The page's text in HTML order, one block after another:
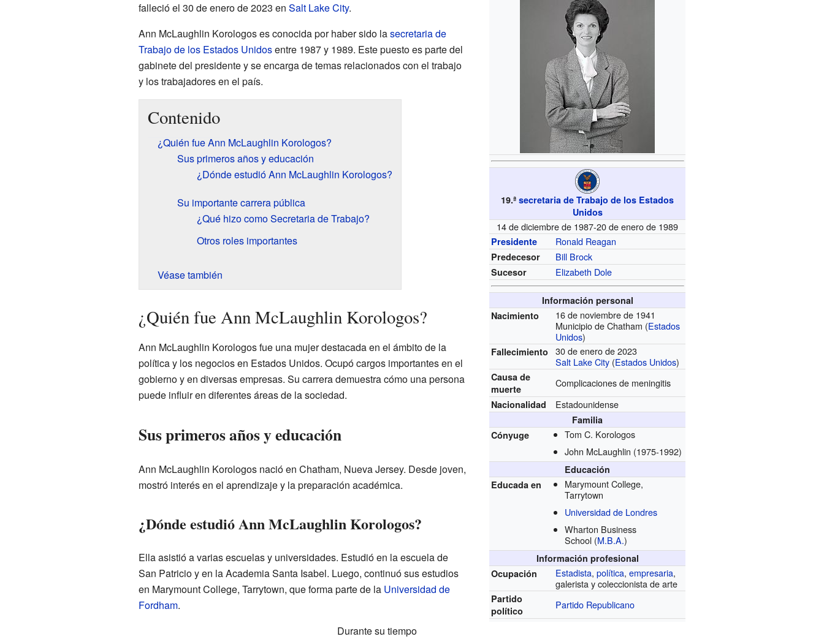
19.ªsecretaria de Trabajo de los Estados
Unidos
14 de diciembre de 1987-20 de enero de 1989
Presidente Ronald Reagan
Predecesor Bill Brock
Sucesor Elizabeth Dole
Información personal
Nacimiento
16 de noviembre de 1941
Municipio de Chatham (Estados
Unidos)
Fallecimiento
30 de enero de 2023
Salt Lake City (Estados Unidos)
Causa de
muerte
Complicaciones de meningitis
Nacionalidad Estadounidense
Familia
Cónyuge
Tom C. Korologos
John McLaughlin (1975-1992)
Educación
Educada en
Marymount College,
Tarrytown
Universidad de Londres
Wharton Business
School (M.B.A.)
Información profesional
Ocupación
Estadista,política,empresaria,
galerista y coleccionista de arte
Partido
político
Partido Republicano
falleció el 30 de enero de 2023 en Salt Lake City.
Ann McLaughlin Korologos es conocida por haber sido lasecretaria de
Trabajo de los Estados Unidosentre 1987 y 1989. Este puesto es parte del
gabinete del presidente y se encarga de temas relacionados con el trabajo
y los trabajadores en el país.
Contenido
¿Quién fue Ann McLaughlin Korologos?
Sus primeros años y educación
¿Dónde estudió Ann McLaughlin Korologos?
Su importante carrera pública
¿Qué hizo como Secretaria de Trabajo?
Otros roles importantes
Véase también
¿Quién fue Ann McLaughlin Korologos?
Ann McLaughlin Korologos fue una mujer destacada en el ámbito de la
política y los negocios en Estados Unidos. Ocupó cargos importantes en el
gobierno y en diversas empresas. Su carrera demuestra cómo una persona
puede influir en diferentes áreas de la sociedad.
Sus primeros años y educación
Ann McLaughlin Korologos nació en Chatham, Nueva Jersey. Desde joven,
mostró interés en el aprendizaje y la preparación académica.
¿Dónde estudió Ann McLaughlin Korologos?
Ella asistió a varias escuelas y universidades. Estudió en la escuela de
San Patricio y en la Academia Santa Isabel. Luego, continuó sus estudios
en Marymount College, Tarrytown, que forma parte de la Universidad de
Fordham.
Durante su tiempo